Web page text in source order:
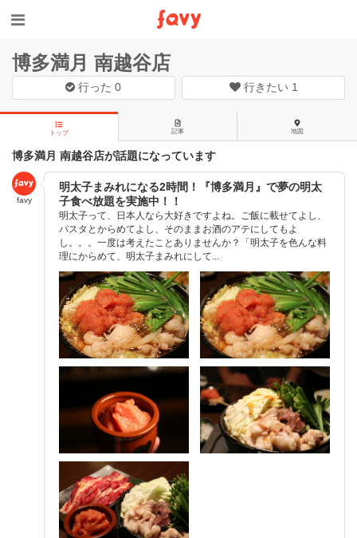
博多満月 南越谷店
行った0 行きたい 1
トップ 記事 地図
博多満月 南越谷店が話題になっています
favy
明太子まみれになる2時間！『博多満月』で夢の明太
子食べ放題を実施中！！
明太子って、日本人なら大好きですよね。ご飯に載せてよし、
パスタとからめてよし、そのままお酒のアテにしてもよ
し。。。一度は考えたことありませんか？「明太子を色んな料
理にからめて、明太子まみれにして...